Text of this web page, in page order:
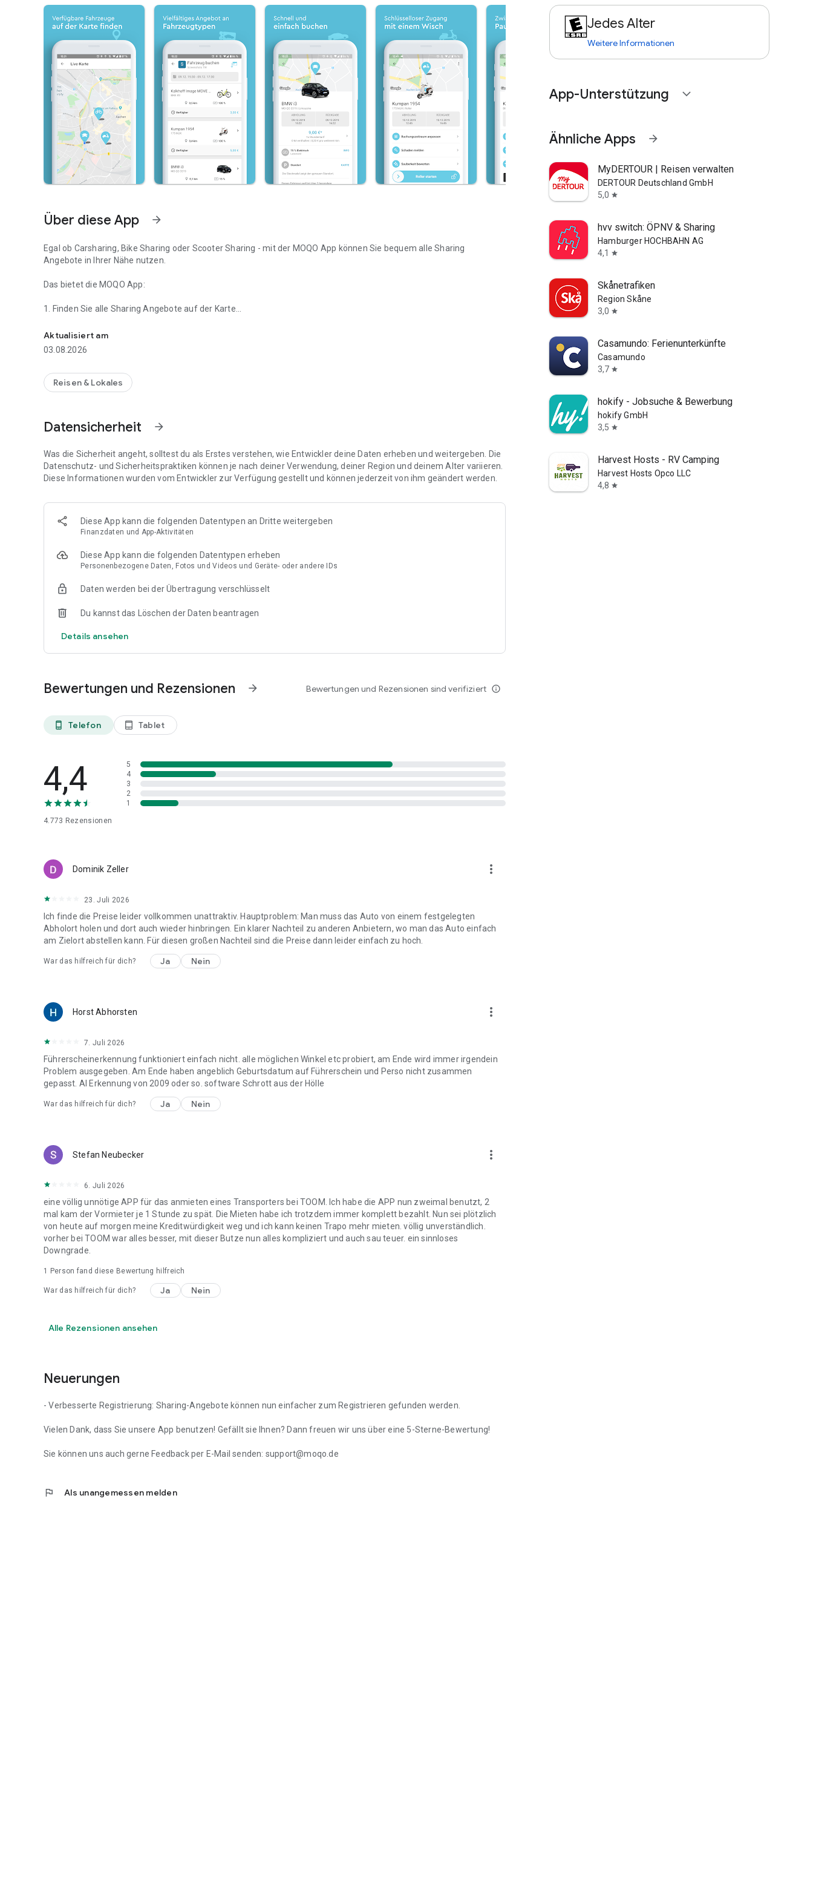
Über diese App arrow_forward
Egal ob Carsharing, Bike Sharing oder Scooter Sharing - mit der MOQO App können Sie bequem alle Sharing
Angebote in Ihrer Nähe nutzen.
Das bietet die MOQO App:
1. Finden Sie alle Sharing Angebote auf der Karte
2. Registrieren Sie sich für ein Angebot in Ihrer Nähe
4. Bezahlen Sie bequem über die App
Aktualisiert am
03.08.2026
Reisen & Lokales
Datensicherheit arrow_forward
Was die Sicherheit angeht, solltest du als Erstes verstehen, wie Entwickler deine Daten erheben und weitergeben. Die
Datenschutz- und Sicherheitspraktiken können je nach deiner Verwendung, deiner Region und deinem Alter variieren.
Diese Informationen wurden vom Entwickler zur Verfügung gestellt und können jederzeit von ihm geändert werden.
Diese App kann die folgenden Datentypen an Dritte weitergeben
Finanzdaten und App-Aktivitäten
Diese App kann die folgenden Datentypen erheben
Personenbezogene Daten, Fotos und Videos und Geräte- oder andere IDs
Daten werden bei der Übertragung verschlüsselt
Du kannst das Löschen der Daten beantragen
Details ansehen
Bewertungen und Rezensionen arrow_forward Bewertungen und Rezensionen sind verifiziert info_outline
phone_android Telefon tablet_android Tablet
4,4
4.773 Rezensionen
5
4
3
2
1
Dominik Zeller more_vert
23. Juli 2026
Ich finde die Preise leider vollkommen unattraktiv. Hauptproblem: Man muss das Auto von einem festgelegten
Abholort holen und dort auch wieder hinbringen. Ein klarer Nachteil zu anderen Anbietern, wo man das Auto einfach
am Zielort abstellen kann. Für diesen großen Nachteil sind die Preise dann leider einfach zu hoch.
War das hilfreich für dich? Ja Nein
Horst Abhorsten more_vert
7. Juli 2026
Führerscheinerkennung funktioniert einfach nicht. alle möglichen Winkel etc probiert, am Ende wird immer irgendein
Problem ausgegeben. Am Ende haben angeblich Geburtsdatum auf Führerschein und Perso nicht zusammen
gepasst. AI Erkennung von 2009 oder so. software Schrott aus der Hölle
War das hilfreich für dich? Ja Nein
Stefan Neubecker more_vert
6. Juli 2026
eine völlig unnötige APP für das anmieten eines Transporters bei TOOM. Ich habe die APP nun zweimal benutzt, 2
mal kam der Vormieter je 1 Stunde zu spät. Die Mieten habe ich trotzdem immer komplett bezahlt. Nun sei plötzlich
von heute auf morgen meine Kreditwürdigkeit weg und ich kann keinen Trapo mehr mieten. völlig unverständlich.
vorher bei TOOM war alles besser, mit dieser Butze nun alles kompliziert und auch sau teuer. ein sinnloses
Downgrade.
1 Person fand diese Bewertung hilfreich
War das hilfreich für dich? Ja Nein
Alle Rezensionen ansehen
Neuerungen
- Verbesserte Registrierung: Sharing-Angebote können nun einfacher zum Registrieren gefunden werden.
Vielen Dank, dass Sie unsere App benutzen! Gefällt sie Ihnen? Dann freuen wir uns über eine 5-Sterne-Bewertung!
Sie können uns auch gerne Feedback per E-Mail senden: support@moqo.de
flag Als unangemessen melden
Jedes Alter
Weitere Informationen
App-Unterstützung expand_more
Ähnliche Apps arrow_forward
MyDERTOUR | Reisen verwalten
DERTOUR Deutschland GmbH
5,0 star
hvv switch: ÖPNV & Sharing
Hamburger HOCHBAHN AG
4,1
star
Skånetrafiken
Region Skåne
3,0 star
Casamundo: Ferienunterkünfte
Casamundo
3,7 star
hokify - Jobsuche & Bewerbung
hokify GmbH
3,5 star
Harvest Hosts - RV Camping
Harvest Hosts Opco LLC
4,8 star